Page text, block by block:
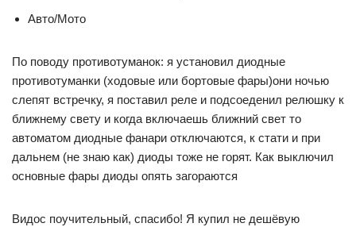
Авто/Мото
По поводу противотуманок: я установил диодные
противотуманки (ходовые или бортовые фары)они ночью
слепят встречку, я поставил реле и подсоеденил релюшку к
ближнему свету и когда включаешь ближний свет то
автоматом диодные фанари отключаются, к стати и при
дальнем (не знаю как) диоды тоже не горят. Как выключил
основные фары диоды опять загораются
Видос поучительный, спасибо! Я купил не дешёвую